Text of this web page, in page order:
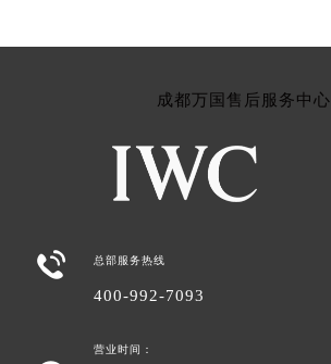
成都万国售后服务中心
 总部服务热线
400-992-7093
营业时间：